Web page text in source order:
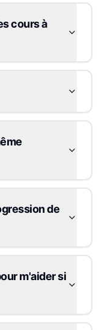
cours à
de
m'aider si